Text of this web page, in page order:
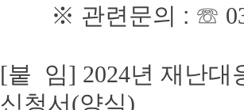
※ 관련문의 : ☏
[붙 임] 2024년 재난대
신청서(양식)